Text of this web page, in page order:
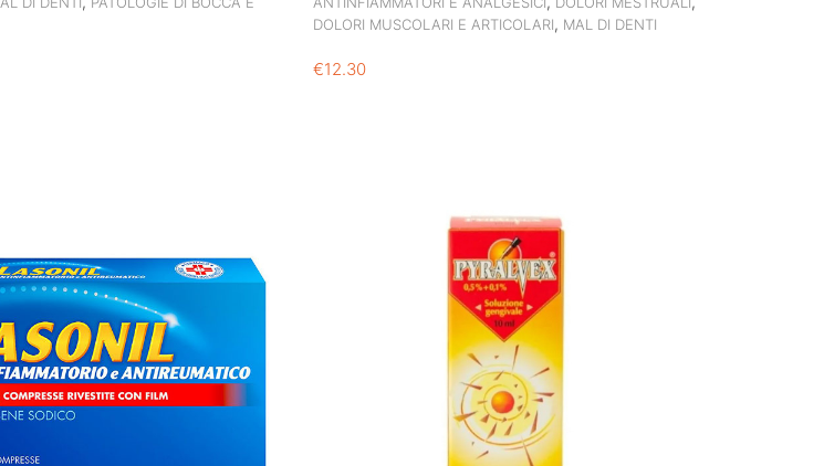
DOLORI MUSCOLARI E ARTICOLARI, MAL DI DENTI
€12.30